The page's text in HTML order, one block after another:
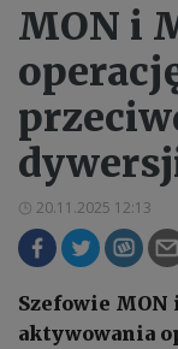
MON i
20.11.2025 12:13
Szefowie MON
aktywowania